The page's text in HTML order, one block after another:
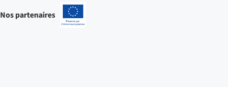
Nos partenaires
Projets